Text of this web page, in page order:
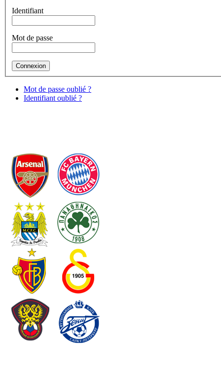
Identifiant
Mot de passe
Mot de passe oublié ?
Identifiant oublié ?